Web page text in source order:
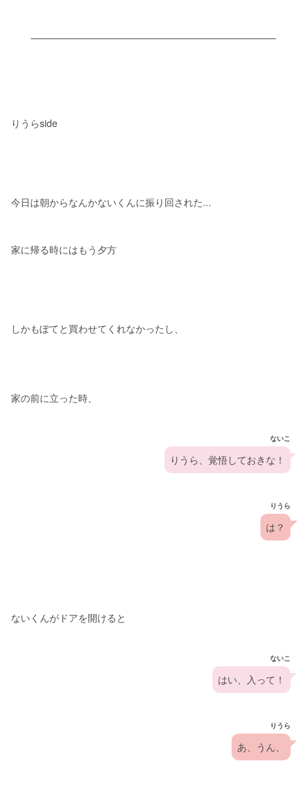
りうらside
今日は朝からなんかないくんに振り回された...
家に帰る時にはもう夕方
しかもぽてと買わせてくれなかったし、
家の前に立った時、
ないこ
りうら、覚悟しておきな！
りうら
は？
ないくんがドアを開けると
ないこ
はい、入って！
りうら
あ、うん、